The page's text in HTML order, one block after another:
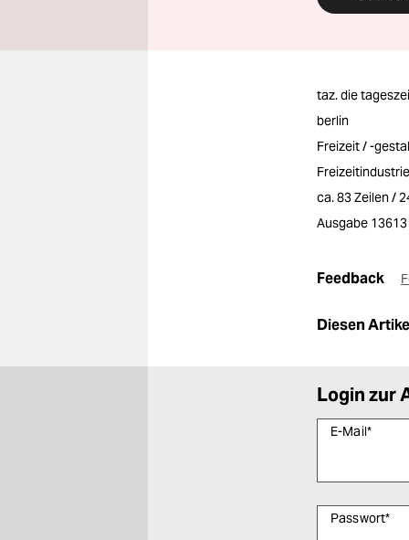
taz. die
berlin
Freizeit / -
ca. 83 Zeilen /
Ausgabe 13613
Feedback
Diesen
Login zur
E-Mail*
Passwort*